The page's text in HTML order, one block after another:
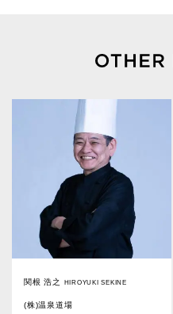
関根 浩之 HIROYUKI SEKINE
(株)温泉道場